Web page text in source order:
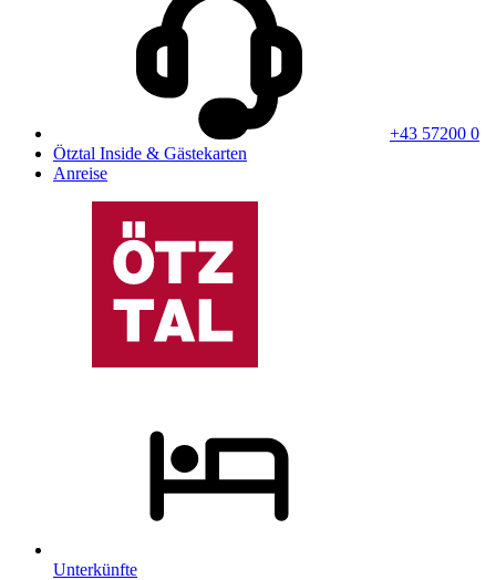
+43 57200 0
Ötztal Inside & Gästekarten
Anreise
Unterkünfte